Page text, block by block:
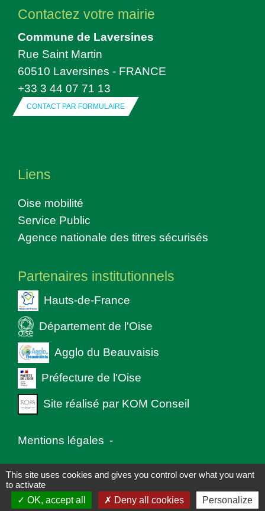
Contactez votre mairie
Commune de Laversines
Rue Saint Martin
60510 Laversines - FRANCE
+33 3 44 07 71 13
CONTACT PAR FORMULAIRE
Liens
Oise mobilité
Service Public
Agence nationale des titres sécurisés
Partenaires institutionnels
Hauts-de-France
Département de l'Oise
Agglo du Beauvaisis
Préfecture de l'Oise
Site réalisé par KOM Conseil
Mentions légales -
Politique de confidentialité - Accessibilité -
Plan du site - Gestion des cookies
This site uses cookies and gives you control over what you want
to activate
OK, accept all
Deny all cookies Personalize